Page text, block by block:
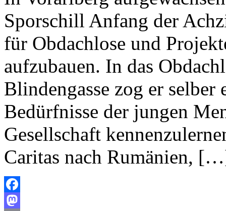
Sporschill Anfang der
für Obdachlose und
aufzubauen. In das
Blindengasse zog er
Bedürfnisse der jungen
Gesellschaft
Caritas nach Rumänien,
Facebook